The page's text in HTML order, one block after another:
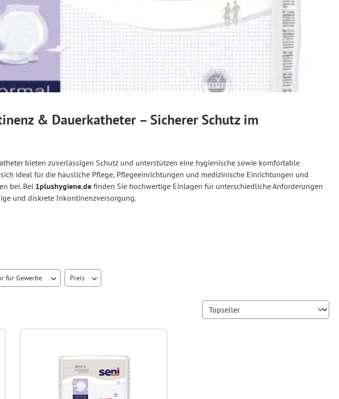
& Dauerkatheter – Sicherer Schutz im
bieten zuverlässigen Schutz und unterstützen eine hygienische sowie komfortable
ideal für die häusliche Pflege, Pflegeeinrichtungen und medizinische Einrichtungen und
bei. Bei 1plushygiene.de finden Sie hochwertige Einlagen für unterschiedliche Anforderungen
und diskrete Inkontinenzversorgung.
für Gewerbe Preis